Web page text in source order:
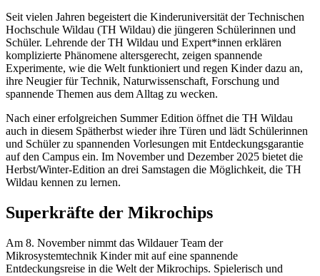
Seit vielen Jahren begeistert die Kinderuniversität der Technischen
Hochschule Wildau (TH Wildau) die jüngeren Schülerinnen und
Schüler. Lehrende der TH Wildau und Expert*innen erklären
komplizierte Phänomene altersgerecht, zeigen spannende
Experimente, wie die Welt funktioniert und regen Kinder dazu an,
ihre Neugier für Technik, Naturwissenschaft, Forschung und
spannende Themen aus dem Alltag zu wecken.
Nach einer erfolgreichen Summer Edition öffnet die TH Wildau
auch in diesem Spätherbst wieder ihre Türen und lädt Schülerinnen
und Schüler zu spannenden Vorlesungen mit Entdeckungsgarantie
auf den Campus ein. Im November und Dezember 2025 bietet die
Herbst/Winter-Edition an drei Samstagen die Möglichkeit, die TH
Wildau kennen zu lernen.
Superkräfte der Mikrochips
Am 8. November nimmt das Wildauer Team der
Mikrosystemtechnik Kinder mit auf eine spannende
Entdeckungsreise in die Welt der Mikrochips. Spielerisch und